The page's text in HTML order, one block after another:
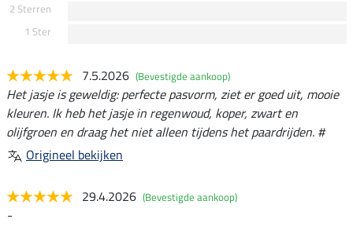
2 Sterren
1 Ster
7.5.2026 (Bevestigde aankoop)
Het jasje is geweldig: perfecte pasvorm, ziet er goed uit, mooie
kleuren. Ik heb het jasje in regenwoud, koper, zwart en
olijfgroen en draag het niet alleen tijdens het paardrijden. #
Origineel bekijken
29.4.2026 (Bevestigde aankoop)
-